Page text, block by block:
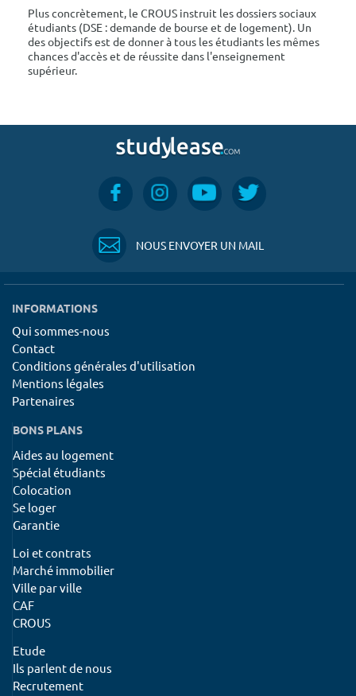
Plus concrètement, le CROUS instruit les dossiers sociaux
étudiants (DSE : demande de bourse et de logement). Un
des objectifs est de donner à tous les étudiants les mêmes
chances d'accès et de réussite dans l'enseignement
supérieur.
NOUS ENVOYER UN MAIL
INFORMATIONS
Qui sommes-nous
Contact
Conditions générales d'utilisation
Mentions légales
Partenaires
BONS PLANS
Aides au logement
Spécial étudiants
Colocation
Se loger
Garantie
Loi et contrats
Marché immobilier
Ville par ville
CAF
CROUS
Etude
Ils parlent de nous
Recrutement